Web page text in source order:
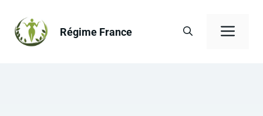
contenu
Régime France